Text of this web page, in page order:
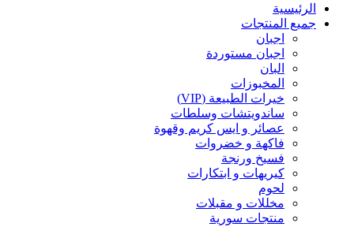
الرئيسية
جميع المنتجات
اجبان
اجبان مستوردة
البان
المخبوزات
خيرات الطبيعة (VIP)
ساندويتشات وسلطات
عصائر و ايس كريم وقهوة
فاكهة و خضروات
فسيخ ورنجة
كيريهات و ابتكارات
لحوم
مخللات و مقبلات
منتجات سورية